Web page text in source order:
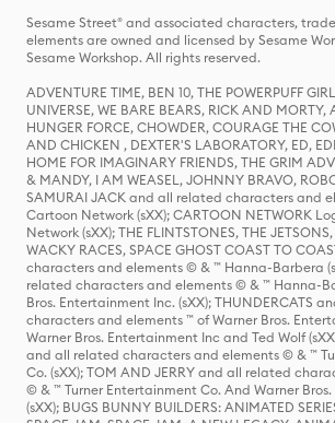
Sesame Street® and associated characters,
elements are owned and licensed by Sesame
Sesame Workshop. All rights reserved.
ADVENTURE TIME, BEN 10, THE POWERPUFF
UNIVERSE, WE BARE BEARS, RICK AND MORTY,
HUNGER FORCE, CHOWDER, COURAGE THE
AND CHICKEN , DEXTER'S LABORATORY, ED,
HOME FOR IMAGINARY FRIENDS, THE GRIM
& MANDY, I AM WEASEL, JOHNNY BRAVO,
SAMURAI JACK and all related characters and
Cartoon Network (sXX); CARTOON NETWORK
Network (sXX); THE FLINTSTONES, THE
WACKY RACES, SPACE GHOST COAST TO
characters and elements © & ™ Hanna-Barbera
related characters and elements © & ™ Hanna-
Bros. Entertainment Inc. (sXX); THUNDERCATS
characters and elements ™ of Warner Bros.
Warner Bros. Entertainment Inc and Ted Wolf
and all related characters and elements © & ™
Co. (sXX); TOM AND JERRY and all related
© & ™ Turner Entertainment Co. And Warner
(sXX); BUGS BUNNY BUILDERS: ANIMATED